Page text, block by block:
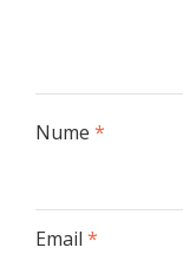
Nume *
Email *